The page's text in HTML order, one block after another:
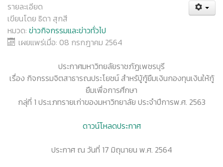
รายละเอียด
เขียนโดย ธิดา สุกสี
หมวด: ข่าวกิจกรรมและข่าวทั่วไป
เผยแพร่เมื่อ: 08 กรกฎาคม 2564
ประกาศมหาวิทยลัยราชภัฏเพชรบุรี
เรื่อง กิจกรรมจิตสาธารณประโยชน์ สำหรับู้กู้ยืมเงินกองทุนเงินให้กู้
ยืมเพื่อการศึกษา
กลุ่ที่ 1 ประเภทรายเก่าของมหาวิทยาลัย ประจำปีการพ.ศ. 2563
ดาวน์โหลดประกาศ
ประกาศ ณ วันที่ 17 มิถุนายน พ.ศ. 2564